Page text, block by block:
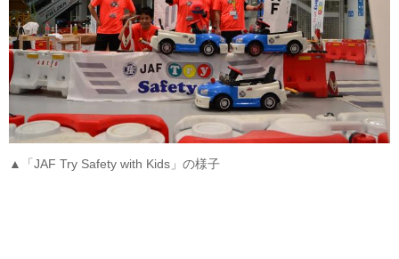
▲「JAF Try Safety with Kids」の様子